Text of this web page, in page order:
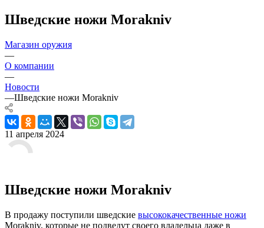
Шведские ножи Morakniv
Магазин оружия
—
О компании
—
Новости
—Шведские ножи Morakniv
11 апреля 2024
Шведские ножи Morakniv
В продажу поступили шведские высококачественные ножи
Morakniv, которые не подведут своего владельца даже в